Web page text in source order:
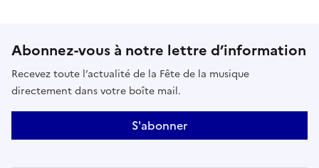
Abonnez-vous à notre lettre d’information
Recevez toute l’actualité de la Fête de la musique
directement dans votre boîte mail.
S'abonner